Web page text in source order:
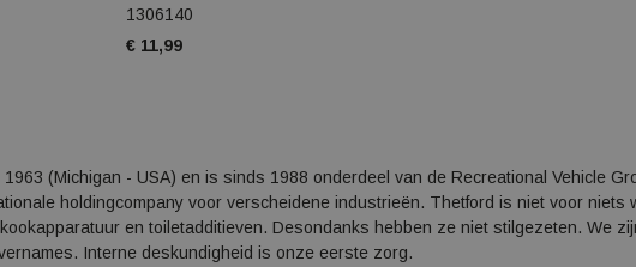
1306140
€ 11,99
(Michigan - USA) en is sinds 1988 onderdeel van de Recreational Vehicle
holdingcompany voor verscheidene industrieën. Thetford is niet voor niets
en toiletadditieven. Desondanks hebben ze niet stilgezeten. We
Interne deskundigheid is onze eerste zorg.